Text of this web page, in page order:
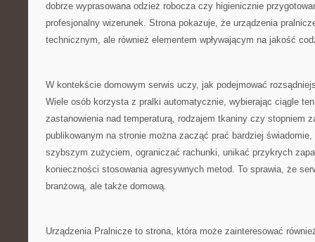
dobrze wyprasowana odzież robocza czy higienicznie
profesjonalny wizerunek. Strona pokazuje, że urządzenia
technicznym, ale również elementem wpływającym na jakość
W kontekście domowym serwis uczy, jak podejmować
Wiele osób korzysta z pralki automatycznie, wybierając ciągle
zastanowienia nad temperaturą, rodzajem tkaniny czy stopniem
publikowanym na stronie można zacząć prać bardziej
szybszym zużyciem, ograniczać rachunki, unikać przykrych
konieczności stosowania agresywnych metod. To sprawia, że
branżową, ale także domową.
Urządzenia Pralnicze to strona, która może zainteresować